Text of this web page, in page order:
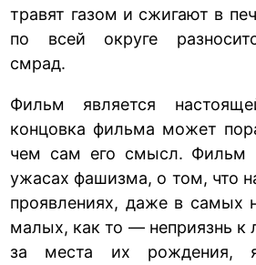
травят газом и сжигают в
по всей округе
смрад.
Фильм является
концовка фильма может
чем сам его смысл. Фильм
ужасах фашизма, о том, что
проявлениях, даже в самых
малых, как то — неприязнь к
за места их рождения,